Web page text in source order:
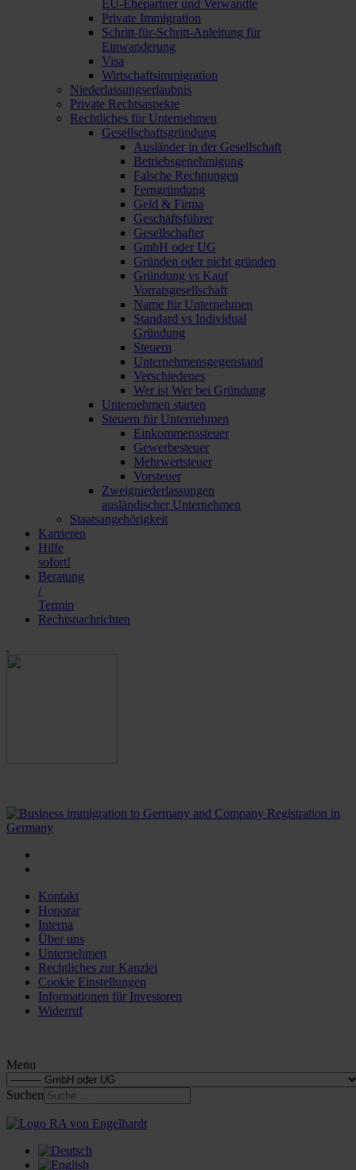
EU-Ehepartner und Verwandte
Private Immigration
Schritt-für-Schritt-Anleitung für
Einwanderung
Visa
Wirtschaftsimmigration
Niederlassungserlaubnis
Private Rechtsaspekte
Rechtliches für Unternehmen
Gesellschaftsgründung
Ausländer in der Gesellschaft
Betriebsgenehmigung
Falsche Rechnungen
Ferngründung
Geld & Firma
Geschäftsführer
Gesellschafter
GmbH oder UG
Gründen oder nicht gründen
Gründung vs Kauf
Vorratsgesellschaft
Name für Unternehmen
Standard vs Individual
Gründung
Steuern
Unternehmensgegenstand
Verschiedenes
Wer ist Wer bei Gründung
Unternehmen starten
Steuern für Unternehmen
Einkommenssteuer
Gewerbesteuer
Mehrwertsteuer
Vorsteuer
Zweigniederlassungen
ausländischer Unternehmen
Staatsangehörigkeit
Karrieren
Hilfe
sofort!
Beratung
/
Termin
Rechtsnachrichten
Kontakt
Honorar
Interna
Über uns
Unternehmen
Rechtliches zur Kanzlei
Cookie Einstellungen
Informationen für Investoren
Widerruf
Menu
Suchen